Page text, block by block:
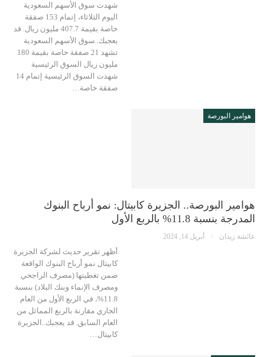
شهدت سوق الأسهم السعودية
اليوم الثلاثاء، إتمام 153 صفقة
خاصة بقيمة 407.7 مليون ريال. قد
يعجبك..سوق الأسهم السعودية
تشهد 21 صفقة خاصة بقيمة 180
مليون ريال السوق الرئيسية
شهدت السوق الرئيسية إتمام 14
صفقة خاصة…
هوامير البورصة
هوامير البورصة.. الجزيرة كابيتال: نمو أرباح البنوك
المدرجة بنسبة 11.8% بالربع الأول
عائشة زيدان أبريل 14, 2024
أظهر تقرير حديث لشركة الجزيرة
كابيتال نمو أرباح البنوك الواقعة
ضمن تغطيتها (مصرف الراجحي
ومصرف الإنماء وبنك البلاد) بنسبة
11.8%، في الربع الأول من العام
الجاري مقارنة بالربع المماثل من
العام السابق. قد يعجبك..الجزيرة
كابيتال…